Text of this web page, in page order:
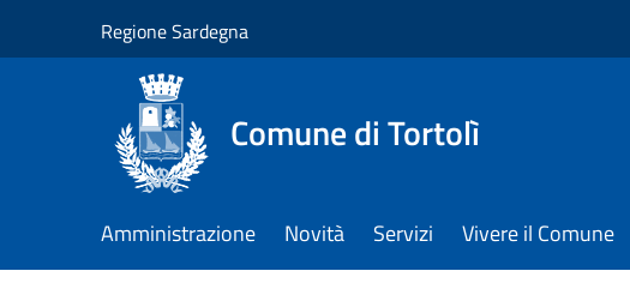
Regione Sardegna
Comune di Tortolì
Amministrazione Novità Servizi Vivere il Comune